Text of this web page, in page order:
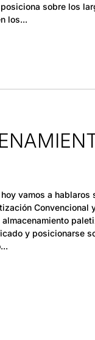
sobre los
los
vamos a hablaros
Convencional
y posicionarse